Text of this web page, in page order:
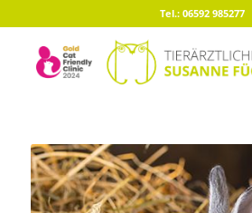
Tel.: 06592 985277